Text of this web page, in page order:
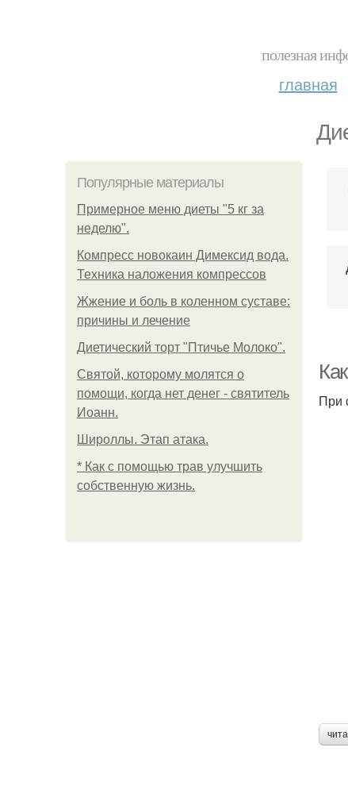
полезная
главная
Популярные материалы
Примерное меню диеты "5 кг за
неделю".
Компресс новокаин Димексид вода.
Техника наложения компрессов
Жжение и боль в коленном суставе:
причины и лечение
Диетический торт "Птичье Молоко".
Святой, которому молятся о
помощи, когда нет денег - святитель
Иоанн.
Широллы. Этап атака.
* Как с помощью трав улучшить
собственную жизнь.
При